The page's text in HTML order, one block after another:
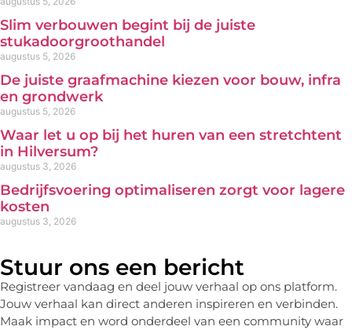
Slim verbouwen begint bij de juiste
stukadoorgroothandel
augustus 5, 2026
De juiste graafmachine kiezen voor bouw, infra
en grondwerk
augustus 5, 2026
Waar let u op bij het huren van een stretchtent
in Hilversum?
augustus 3, 2026
Bedrijfsvoering optimaliseren zorgt voor lagere
kosten
augustus 3, 2026
Stuur ons een bericht
Registreer vandaag en deel jouw verhaal op ons platform.
Jouw verhaal kan direct anderen inspireren en verbinden.
Maak impact en word onderdeel van een community waar